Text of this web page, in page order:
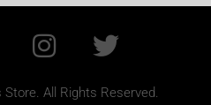
All Rights Reserved.